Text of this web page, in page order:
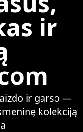
ir
ir garso —
kolekciją